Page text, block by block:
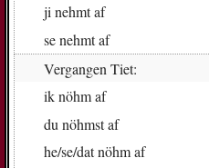
jinehmt af
senehmt af
Vergangen Tiet:
iknöhm af
du nöhmst af
he/se/datnöhm af